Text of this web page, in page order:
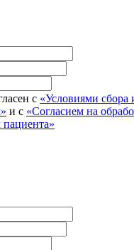
с «Условиями сбора
и с «Согласием на